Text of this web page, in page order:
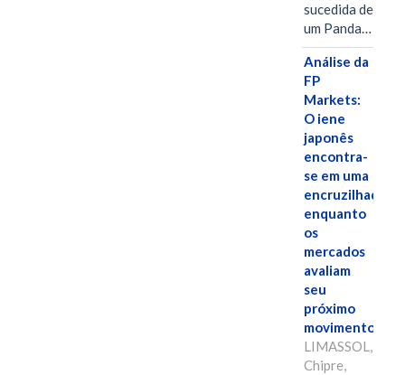
sucedida de
um Panda…
Análise da
FP
Markets:
O iene
japonês
encontra-
se em uma
encruzilhada
enquanto
os
mercados
avaliam
seu
próximo
movimento.
LIMASSOL,
Chipre,